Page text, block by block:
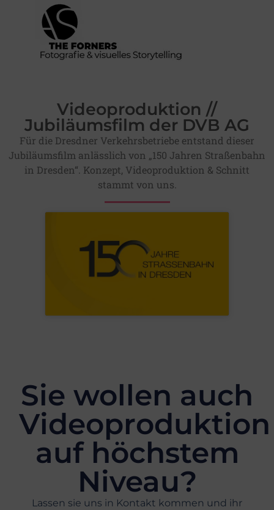
Videoproduktion //
Jubiläumsfilm der DVB AG
Für die Dresdner Verkehrsbetriebe entstand dieser
Jubiläumsfilm anlässlich von „150 Jahren Straßenbahn
in Dresden“. Konzept, Videoproduktion & Schnitt
stammt von uns.
Sie wollen auch
Videoproduktion
auf höchstem
Niveau?
Lassen sie uns in Kontakt kommen und ihr